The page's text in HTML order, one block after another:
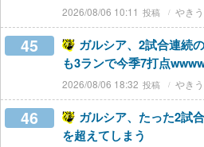
2026/08/06 10:11 やきう
45
ガルシア、2試合連続
も3ランで今季7打点
2026/08/06 18:32 やきう
46
ガルシア、たった2試
を超えてしまう